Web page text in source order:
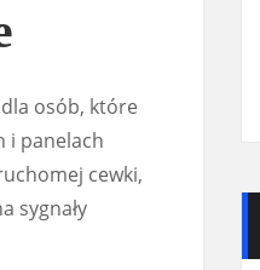
osób, które
i panelach
cewki,
sygnały